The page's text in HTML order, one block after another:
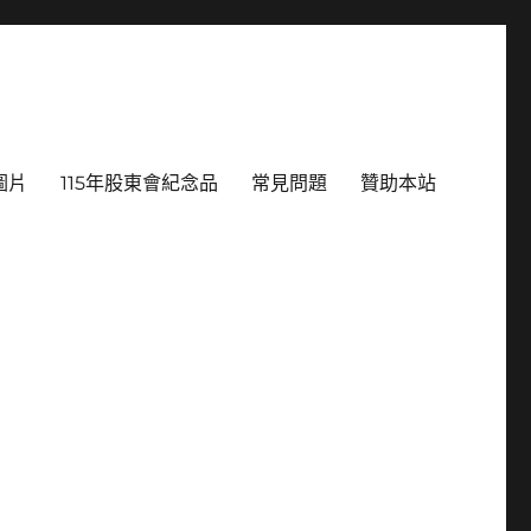
片 115年股東會紀念品 常見問題 贊助本站